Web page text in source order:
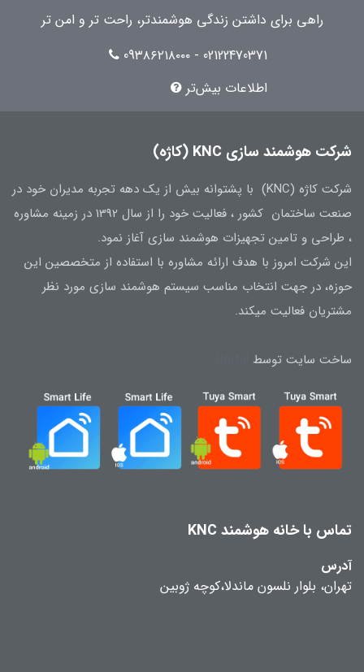
راهی برای داشتن زندگی هوشمندتر، راحت تر و امن تر
02122470371 - 09۳۸۶۲۱۸۰۰۰
اطلاعات بیش‌تر
شرکت هوشمند سازی KNC (کاژه)
شرکت کاژه (KNC) با پشتوانه بیش از یک دهه تجربه مدیران خود در
صنعت ساختمان کشور ، فعالیت خود را از سال 1392 در زمینه مشاوره
، طراحی و تامین تجهیزات هوشمند سازی آغاز نمود.
این شرکت امروز با هدف ارائه مشاوره با استفاده از متخصصین این
حوزه، در جهت انتخاب مناسب سیستم هوشمند سازی مورد نظر
مشتریان فعالیت میکند.
ساخت سایت توسط
تماس با خانه هوشمند KNC
آدرس
تهران، بلوار نلسون ماندلا،کوچه ژوبین